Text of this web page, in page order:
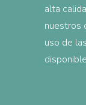
alta
nuestros
uso de